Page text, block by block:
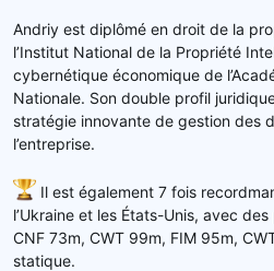
Andriy est diplômé en droit de la
l’Institut National de la Propriété
cybernétique économique de
Nationale. Son double profil
stratégie innovante de gestion des
l’entreprise.
Il est également 7 fois
l’Ukraine et les États-Unis, avec
CNF 73m, CWT 99m, FIM 95m,
statique.